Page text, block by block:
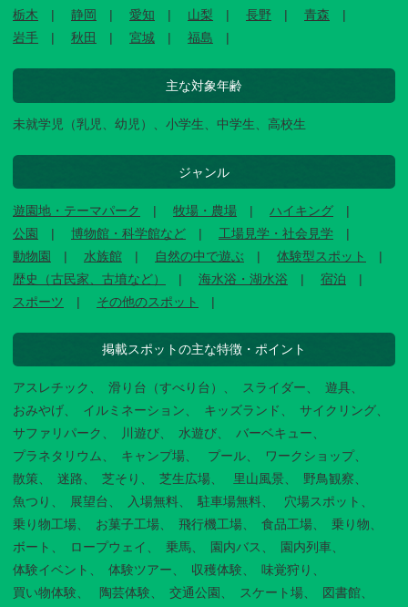
栃木
静岡 愛知 山梨 長野
青森
岩手
秋田 宮城 福島
主な対象年齢
未就学児（乳児、幼児）、小学生、中学生、高校生
ジャンル
遊園地・テーマパーク 牧場・農場
ハイキング
公園
博物館・科学館など
工場見学・社会見学
動物園
水族館 自然の中で遊ぶ
体験型スポット
歴史（古民家、古墳など）
海水浴・湖水浴
宿泊
スポーツ
その他のスポット
掲載スポットの主な特徴・ポイント
アスレチック 滑り台（すべり台） スライダー
遊具
おみやげ
イルミネーション キッズランド
サイクリング
サファリパーク
川遊び 水遊び
バーベキュー
プラネタリウム
キャンプ場 プール
ワークショップ
散策
迷路 芝そり 芝生広場 里山風景
野鳥観察
魚つり
展望台 入場無料 駐車場無料
穴場スポット
乗り物工場
お菓子工場 飛行機工場 食品工場
乗り物
ボート
ロープウェイ 乗馬 園内バス
園内列車
体験イベント
体験ツアー 収穫体験
味覚狩り
買い物体験
陶芸体験 交通公園 スケート場 図書館